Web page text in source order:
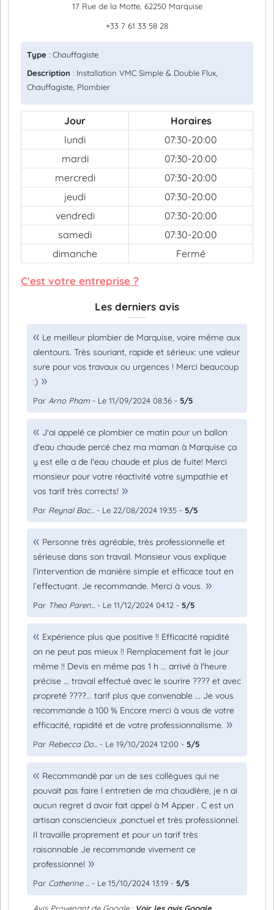
17 Rue de la Motte, 62250 Marquise
+33 7 61 33 58 28
Type : Chauffagiste
Description : Installation VMC Simple & Double Flux,
Chauffagiste, Plombier
Jour
Horaires
lundi
07:30-20:00
mardi
07:30-20:00
mercredi
07:30-20:00
jeudi
07:30-20:00
vendredi
07:30-20:00
samedi
07:30-20:00
dimanche
Fermé
C'est votre entreprise ?
Les derniers avis
Le meilleur plombier de Marquise, voire même aux
alentours. Très souriant, rapide et sérieux: une valeur
sure pour vos travaux ou urgences ! Merci beaucoup
:)
Par Arno Pham - Le 11/09/2024 08:36 - 5/5
J'ai appelé ce plombier ce matin pour un ballon
d'eau chaude percé chez ma maman à Marquise ça
y est elle a de l'eau chaude et plus de fuite! Merci
monsieur pour votre réactivité votre sympathie et
vos tarif très corrects!
Par Reynal Bac... - Le 22/08/2024 19:35 - 5/5
Personne très agréable, très professionnelle et
sérieuse dans son travail. Monsieur vous explique
l’intervention de manière simple et efficace tout en
l’effectuant. Je recommande. Merci à vous.
Par Theo Paren... - Le 11/12/2024 04:12 - 5/5
Expérience plus que positive !! Efficacité rapidité
on ne peut pas mieux !! Remplacement fait le jour
même !! Devis en même pas 1 h ... arrivé à l'heure
précise ... travail effectué avec le sourire ???? et avec
propreté ????... tarif plus que convenable ... Je vous
recommande à 100 % Encore merci à vous de votre
efficacité, rapidité et de votre professionnalisme.
Par Rebecca Do... - Le 19/10/2024 12:00 - 5/5
Recommandé par un de ses collègues qui ne
pouvait pas faire l entretien de ma chaudière, je n ai
aucun regret d avoir fait appel à M Apper . C est un
artisan consciencieux ,ponctuel et très professionnel.
Il travaille proprement et pour un tarif très
raisonnable Je recommande vivement ce
professionnel
Par Catherine ... - Le 15/10/2024 13:19 - 5/5